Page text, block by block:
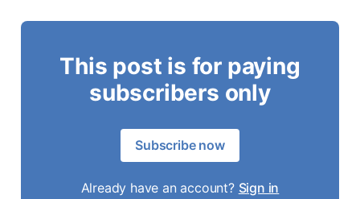
This post is for paying
subscribers only
Subscribe now
Already have an account? Sign in